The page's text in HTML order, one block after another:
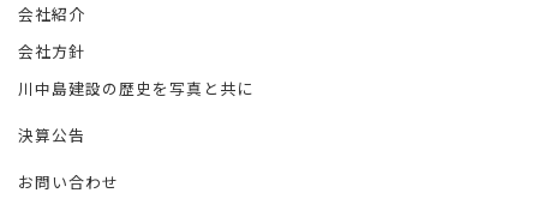
会社紹介
会社方針
川中島建設の歴史を写真と共に
決算公告
お問い合わせ